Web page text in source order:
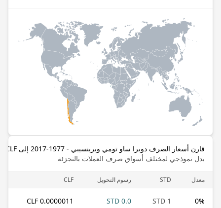
قارن أسعار الصرف دوبرا ساو تومي وبرينسيبي - 1977-2017 إلى CLF
بدل نموذجي لمختلف أسواق صرف العملات بالتجزئة
معدل STD رسوم التحويل CLF
0%
1 STD
0.0 STD
0.0000011 CLF